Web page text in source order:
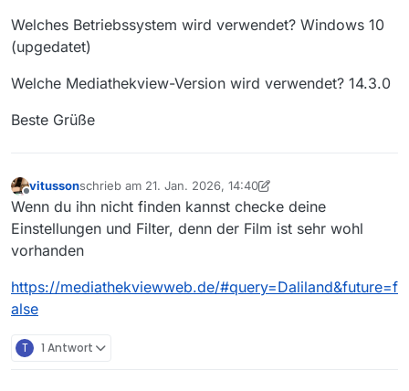
Welches Betriebssystem wird verwendet? Windows 10
(upgedatet)
Welche Mediathekview-Version wird verwendet? 14.3.0
Beste Grüße
Offline
vitussonschrieb am 21. Jan. 2026, 14:40
zuletzt editiert von vitusson
Wenn du ihn nicht finden kannst checke deine
Einstellungen und Filter, denn der Film ist sehr wohl
vorhanden
https://mediathekviewweb.de/#query=Daliland&future=f
alse
T 1 Antwort